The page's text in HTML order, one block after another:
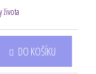
života
DO KOŠÍKU